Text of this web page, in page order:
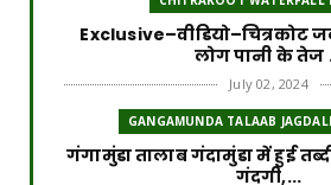
Exclusive–वीडियो–चित्रकोट
लोग पानी के तेज
July 02, 2024
GANGAMUNDA TALAAB
गंगामुंडा तालाब गंदामुंडा में हुई
गंदगी,...